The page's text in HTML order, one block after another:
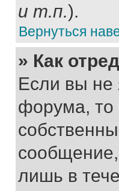
и т.п.).
Вернуться
» Как
Если вы не
форума, то
лишь в